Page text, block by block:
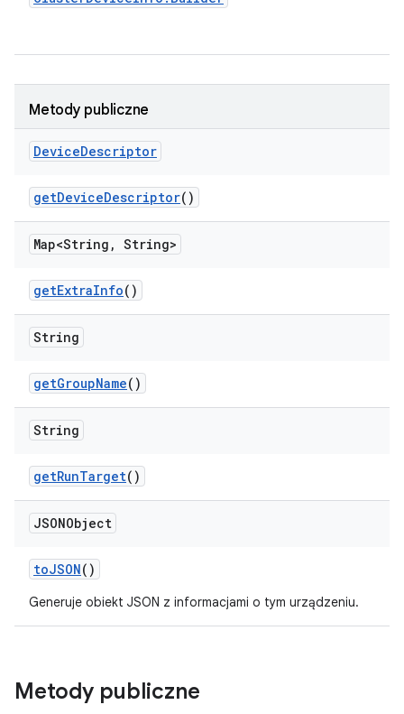
Metody publiczne
DeviceDescriptor
getDeviceDescriptor()
Map<String , String>
getExtraInfo()
String
getGroupName()
String
getRunTarget()
JSONObject
toJSON()
Generuje obiekt JSON z informacjami o tym urządzeniu.
Metody publiczne